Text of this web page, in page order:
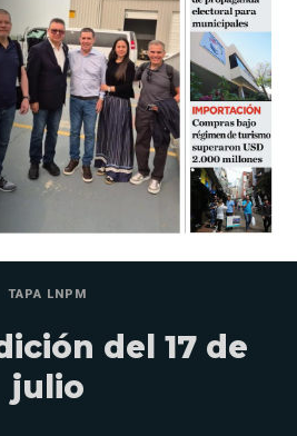
TAPA LNPM
del 17 de
julio